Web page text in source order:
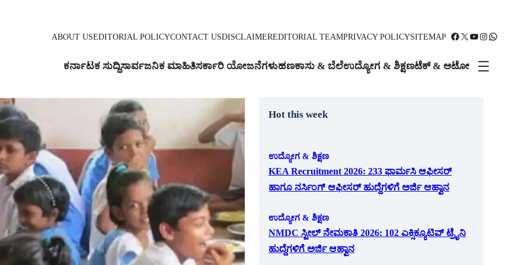
ABOUT USEDITORIAL POLICYCONTACT USDISCLAIMEREDITORIAL TEAMPRIVACY POLICYSITEMAP Facebook X YouTube Instagram WhatsApp
ಕರ್ನಾಟಕ ಸುದ್ದಿಸಾರ್ವಜನಿಕ ಮಾಹಿತಿಸರ್ಕಾರಿ ಯೋಜನೆಗಳುಹಣಕಾಸು & ಬೆಲೆಉದ್ಯೋಗ & ಶಿಕ್ಷಣಟೆಕ್ & ಆಟೋ
Hot this week
ಉದ್ಯೋಗ & ಶಿಕ್ಷಣ
KEA Recruitment 2026: 233 ಫಾರ್ಮಸಿ ಆಫೀಸರ್
ಹಾಗೂ ನರ್ಸಿಂಗ್ ಆಫೀಸರ್ ಹುದ್ದೆಗಳಿಗೆ ಅರ್ಜಿ ಆಹ್ವಾನ
ಉದ್ಯೋಗ & ಶಿಕ್ಷಣ
NMDC ಸ್ಟೀಲ್ ನೇಮಕಾತಿ 2026: 102 ಎಕ್ಸಿಕ್ಯೂಟಿವ್ ಟ್ರೈನಿ
ಹುದ್ದೆಗಳಿಗೆ ಅರ್ಜಿ ಆಹ್ವಾನ